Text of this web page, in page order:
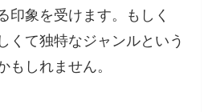
印象を受けます。もしく
くて独特なジャンルという
もしれません。